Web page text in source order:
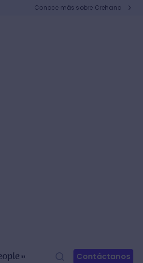
Conoce más sobre Crehana
Contáctanos